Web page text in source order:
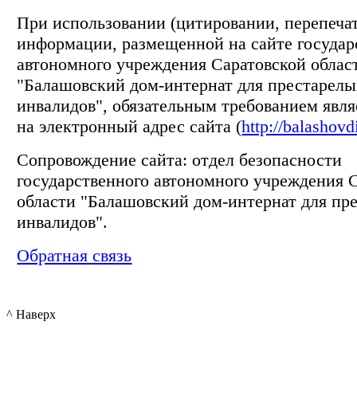
При использовании (цитировании,
информации, размещенной на сайте
автономного учреждения Саратовской
"Балашовский дом-интернат для
инвалидов", обязательным требованием
на электронный адрес сайта (http://
Сопровождение сайта: отдел безопасности
государственного автономного учреждения
области "Балашовский дом-интернат для
инвалидов".
Обратная связь
^ Наверх